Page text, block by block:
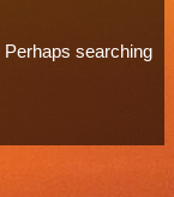
Perhaps searching